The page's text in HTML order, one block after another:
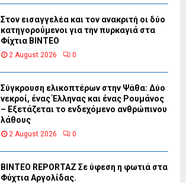
Στον εισαγγελέα και τον ανακριτή οι δύο
κατηγορούμενοι για την πυρκαγιά στα
Φίχτια ΒΙΝΤΕΟ
2 August 2026 0
Σύγκρουση ελικοπτέρων στην Ψάθα: Δύο
νεκροί, ένας Έλληνας και ένας Ρουμάνος
– Εξετάζεται το ενδεχόμενο ανθρώπινου
λάθους
2 August 2026 0
BINTEO REPORTAZ Σε ύφεση η φωτιά στα
Φύχτια Αργολίδας.